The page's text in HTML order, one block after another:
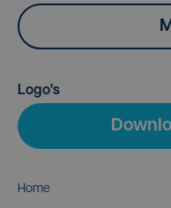
Logo's
Home